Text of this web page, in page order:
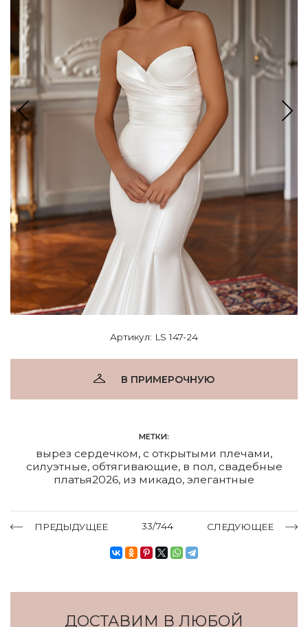
Артикул: LS 147-24
В ПРИМЕРОЧНУЮ
МЕТКИ:
вырез сердечком, с открытыми плечами,
силуэтные, обтягивающие, в пол, свадебные
платья2026, из микадо, элегантные
ПРЕДЫДУЩЕЕ 33/744 СЛЕДУЮЩЕЕ
ДОСТАВИМ В ЛЮБОЙ